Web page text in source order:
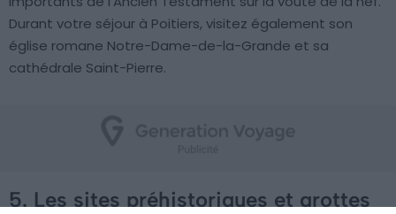
Durant votre séjour à Poitiers, visitez également son
église romane Notre-Dame-de-la-Grande et sa
cathédrale Saint-Pierre.
5. Les sites préhistoriques et grottes